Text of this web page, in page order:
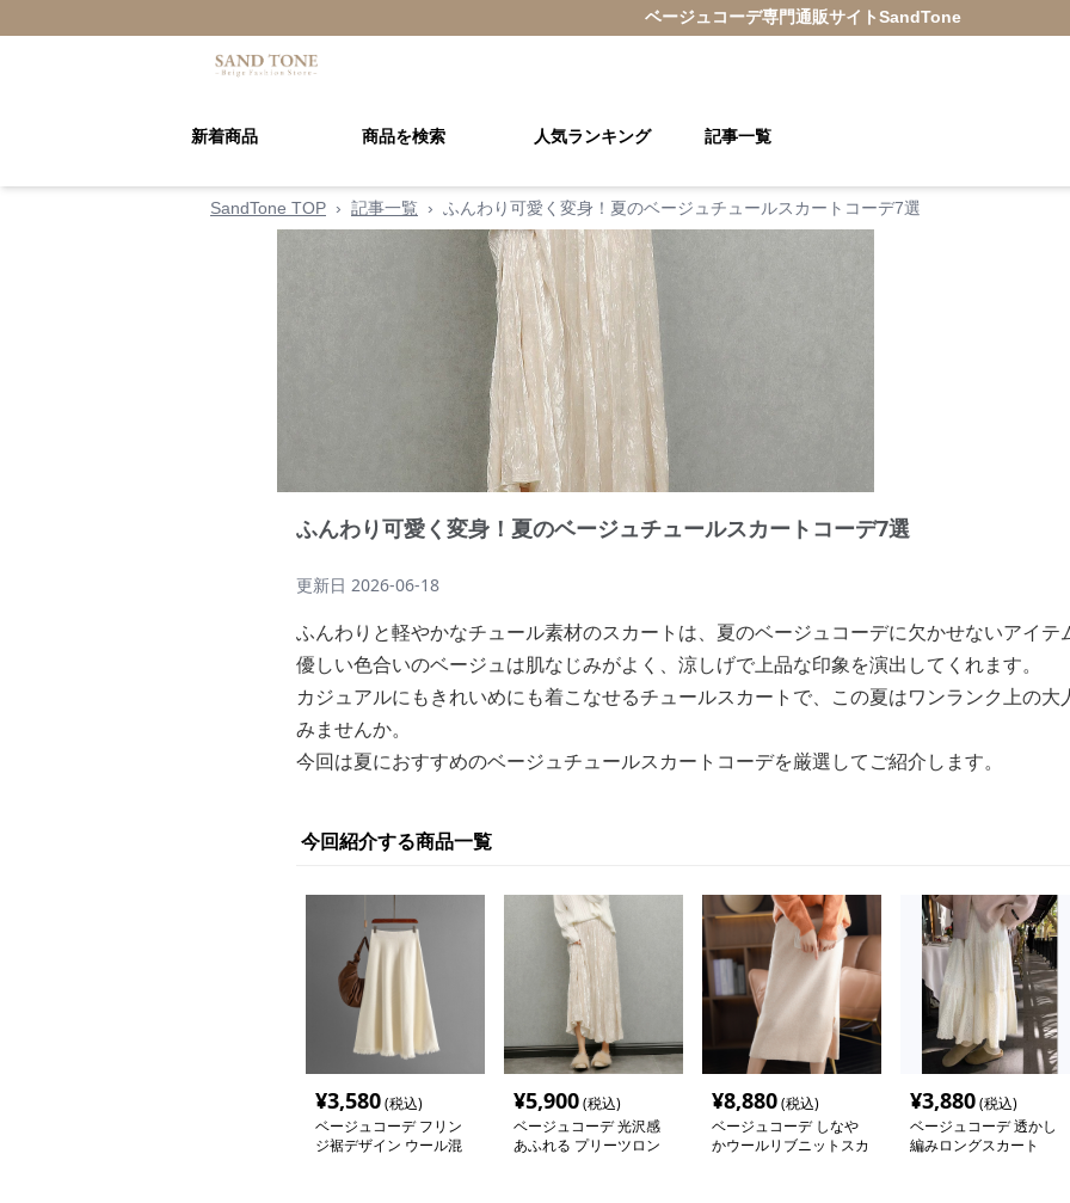
ベージュコーデ専門通販サイトSandTone
新着商品 商品を検索 人気ランキング 記事一覧
SandTone TOP › 記事一覧 › ふんわり可愛く変身！夏のベージュチュールスカートコーデ7選
ふんわり可愛く変身！夏のベージュチュールスカートコーデ7選
更新日 2026-06-18
ふんわりと軽やかなチュール素材のスカートは、夏のベージュコーデに欠かせないアイテ
優しい色合いのベージュは肌なじみがよく、涼しげで上品な印象を演出してくれます。
カジュアルにもきれいめにも着こなせるチュールスカートで、この夏はワンランク上の
みませんか。
今回は夏におすすめのベージュチュールスカートコーデを厳選してご紹介します。
今回紹介する商品一覧
¥3,580(税込)
ベージュコーデ フリン
ジ裾デザイン ウール混
¥5,900(税込)
ベージュコーデ 光沢感
あふれる プリーツロン
¥8,880(税込)
ベージュコーデ しなや
かウールリブニットスカ
¥3,880(税込)
ベージュコーデ 透かし
編みロングスカート